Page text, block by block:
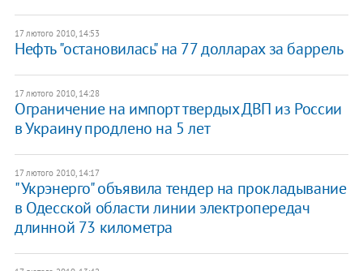
17 лютого 2010, 14:53
Нефть "остановилась" на 77 долларах за баррель
17 лютого 2010, 14:28
Ограничение на импорт твердых ДВП из России
в Украину продлено на 5 лет
17 лютого 2010, 14:17
"Укрэнерго" объявила тендер на прокладывание
в Одесской области линии электропередач
длинной 73 километра